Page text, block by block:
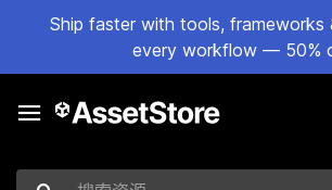
Ship faster with tools,
every workflow — 50%